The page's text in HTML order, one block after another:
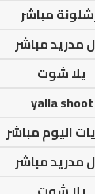
مباشر
مدريد مباشر
يلا شوت
yalla shoot
اليوم مباشر
مدريد مباشر